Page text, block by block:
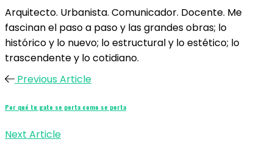
Arquitecto. Urbanista. Comunicador. Docente. Me
fascinan el paso a paso y las grandes obras; lo
histórico y lo nuevo; lo estructural y lo estético; lo
trascendente y lo cotidiano.
Previous Article
Por qué tu gato se porta como se porta
Next Article